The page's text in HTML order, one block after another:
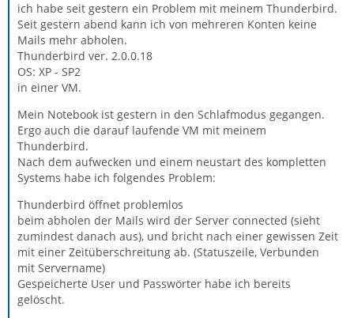
ich habe seit gestern ein Problem mit meinem Thunderbird.
Seit gestern abend kann ich von mehreren Konten keine
Mails mehr abholen.
Thunderbird ver. 2.0.0.18
OS: XP - SP2
in einer VM.
Mein Notebook ist gestern in den Schlafmodus gegangen.
Ergo auch die darauf laufende VM mit meinem
Thunderbird.
Nach dem aufwecken und einem neustart des kompletten
Systems habe ich folgendes Problem:
Thunderbird öffnet problemlos
beim abholen der Mails wird der Server connected (sieht
zumindest danach aus), und bricht nach einer gewissen Zeit
mit einer Zeitüberschreitung ab. (Statuszeile, Verbunden
mit Servername)
Gespeicherte User und Passwörter habe ich bereits
gelöscht.